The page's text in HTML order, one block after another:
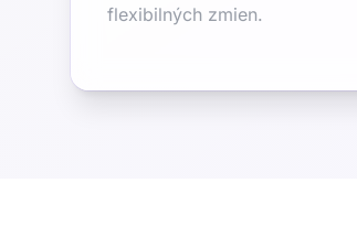
flexibilných zmien.